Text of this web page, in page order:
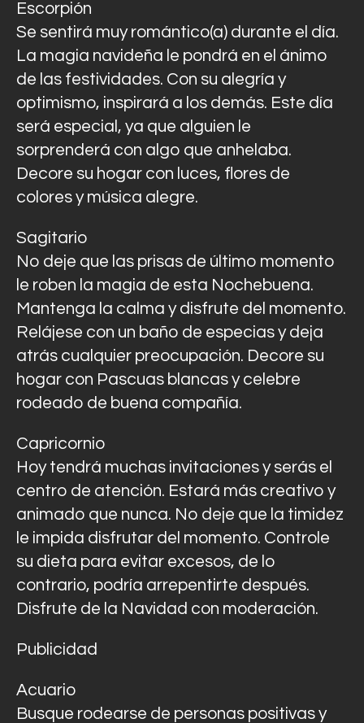
Escorpión
Se sentirá muy romántico(a) durante el día.
La magia navideña le pondrá en el ánimo
de las festividades. Con su alegría y
optimismo, inspirará a los demás. Este día
será especial, ya que alguien le
sorprenderá con algo que anhelaba.
Decore su hogar con luces, flores de
colores y música alegre.
Sagitario
No deje que las prisas de último momento
le roben la magia de esta Nochebuena.
Mantenga la calma y disfrute del momento.
Relájese con un baño de especias y deja
atrás cualquier preocupación. Decore su
hogar con Pascuas blancas y celebre
rodeado de buena compañía.
Capricornio
Hoy tendrá muchas invitaciones y serás el
centro de atención. Estará más creativo y
animado que nunca. No deje que la timidez
le impida disfrutar del momento. Controle
su dieta para evitar excesos, de lo
contrario, podría arrepentirte después.
Disfrute de la Navidad con moderación.
Publicidad
Acuario
Busque rodearse de personas positivas y